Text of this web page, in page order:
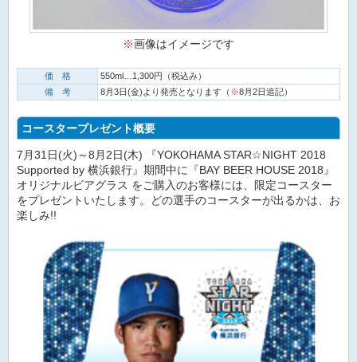
※画像はイメージです
価 格
550ml…1,300円（税込み）
備 考
8月3日(金)より発売となります（ ※8月2日追記）
コースタープレゼント概要
7月31日(火)～8月2日(木) 『YOKOHAMA STAR☆NIGHT 2018
Supported by 横浜銀行』期間中に『BAY BEER HOUSE 2018』
オリジナルビアグラス をご購入のお客様には、限定コースター
をプレゼントいたします。どの選手のコースターが出るかは、お
楽しみ!!